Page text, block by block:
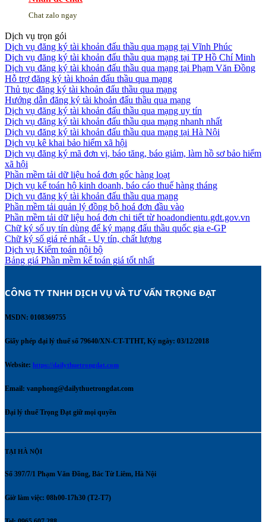
Chat zalo ngay
Dịch vụ trọn gói
Dịch vụ đăng ký tài khoản đấu thầu qua mạng tại Vĩnh Phúc
Dịch vụ đăng ký tài khoản đấu thầu qua mạng tại TP Hồ Chí Minh
Dịch vụ đăng ký tài khoản đấu thầu qua mạng tại Phạm Văn Đồng
Hỗ trợ đăng ký tài khoản đấu thầu qua mạng
Thủ tục đăng ký tài khoản đấu thầu qua mạng
Hướng dẫn đăng ký tài khoản đấu thầu qua mạng
Dịch vụ đăng ký tài khoản đấu thầu qua mạng uy tín
Dịch vụ đăng ký tài khoản đấu thầu qua mạng nhanh nhất
Dịch vụ đăng ký tài khoản đấu thầu qua mạng tại Hà Nội
Dịch vụ kê khai bảo hiểm xã hội
Dịch vụ đăng ký mã đơn vị, báo tăng, báo giảm, làm hồ sơ bảo hiểm
xã hội
Phần mềm tải dữ liệu hoá đơn gốc hàng loạt
Dịch vụ kế toán hộ kinh doanh, báo cáo thuế hàng tháng
Dịch vụ đăng ký tài khoản đấu thầu qua mạng
Phần mềm tải quản lý đồng bộ hoá đơn đầu vào
Phần mềm tải dữ liệu hoá đơn chi tiết từ hoadondientu.gdt.gov.vn
Chữ ký số uy tín dùng để ký mạng đấu thầu quốc gia e-GP
Chữ ký số giá rẻ nhất - Uy tín, chất lượng
Dịch vụ Kiểm toán nội bộ
Bảng giá Phần mềm kế toán giá tốt nhất
CÔNG TY TNHH DỊCH VỤ VÀ TƯ VẤN TRỌNG ĐẠT
MSDN: 0108369755
Giấy phép đại lý thuế số 79640/XN-CT-TTHT, Ký ngày: 03/12/2018
Website: https://dailythuetrongdat.com
Email: vanphong@dailythuetrongdat.com
Đại lý thuế Trọng Đạt giữ mọi quyền
TẠI HÀ NỘI
Số 397/7/1 Phạm Văn Đồng, Bắc Từ Liêm, Hà Nội
Giờ làm việc: 08h00-17h30 (T2-T7)